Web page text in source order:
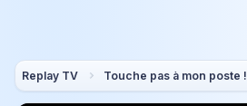
Replay TV Touche pas à mon poste !